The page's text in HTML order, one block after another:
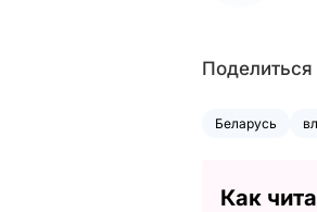
Поделиться
Беларусь
Как